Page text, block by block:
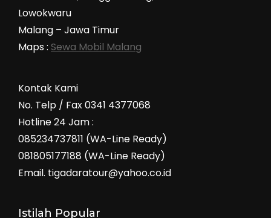
Lowokwaru
Malang – Jawa Timur
Maps : Sewa Mobil Malang
Kontak Kami
No. Telp / Fax 0341 4377068
Hotline 24 Jam :
085234737811 (WA-Line Ready)
081805177188 (WA-Line Ready)
Email. tigadaratour@yahoo.co.id
Istilah Popular